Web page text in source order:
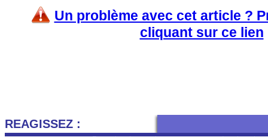
Un problème avec cet article ?
cliquant sur ce lien
REAGISSEZ :